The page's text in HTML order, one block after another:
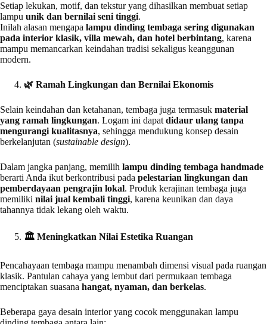
Setiap lekukan, motif, dan tekstur yang dihasilkan membuat setiap
lampu unik dan bernilai seni tinggi.
Inilah alasan mengapa lampu dinding tembaga sering digunakan
pada interior klasik, villa mewah, dan hotel berbintang, karena
mampu memancarkan keindahan tradisi sekaligus keanggunan
modern.
🌿 Ramah Lingkungan dan Bernilai Ekonomis
Selain keindahan dan ketahanan, tembaga juga termasuk material
yang ramah lingkungan. Logam ini dapat didaur ulang tanpa
mengurangi kualitasnya, sehingga mendukung konsep desain
berkelanjutan (sustainable design).
Dalam jangka panjang, memilih lampu dinding tembaga handmade
berarti Anda ikut berkontribusi pada pelestarian lingkungan dan
pemberdayaan pengrajin lokal. Produk kerajinan tembaga juga
memiliki nilai jual kembali tinggi, karena keunikan dan daya
tahannya tidak lekang oleh waktu.
🏛 ️ Meningkatkan Nilai Estetika Ruangan
Pencahayaan tembaga mampu menambah dimensi visual pada ruangan
klasik. Pantulan cahaya yang lembut dari permukaan tembaga
menciptakan suasana hangat, nyaman, dan berkelas.
Beberapa gaya desain interior yang cocok menggunakan lampu